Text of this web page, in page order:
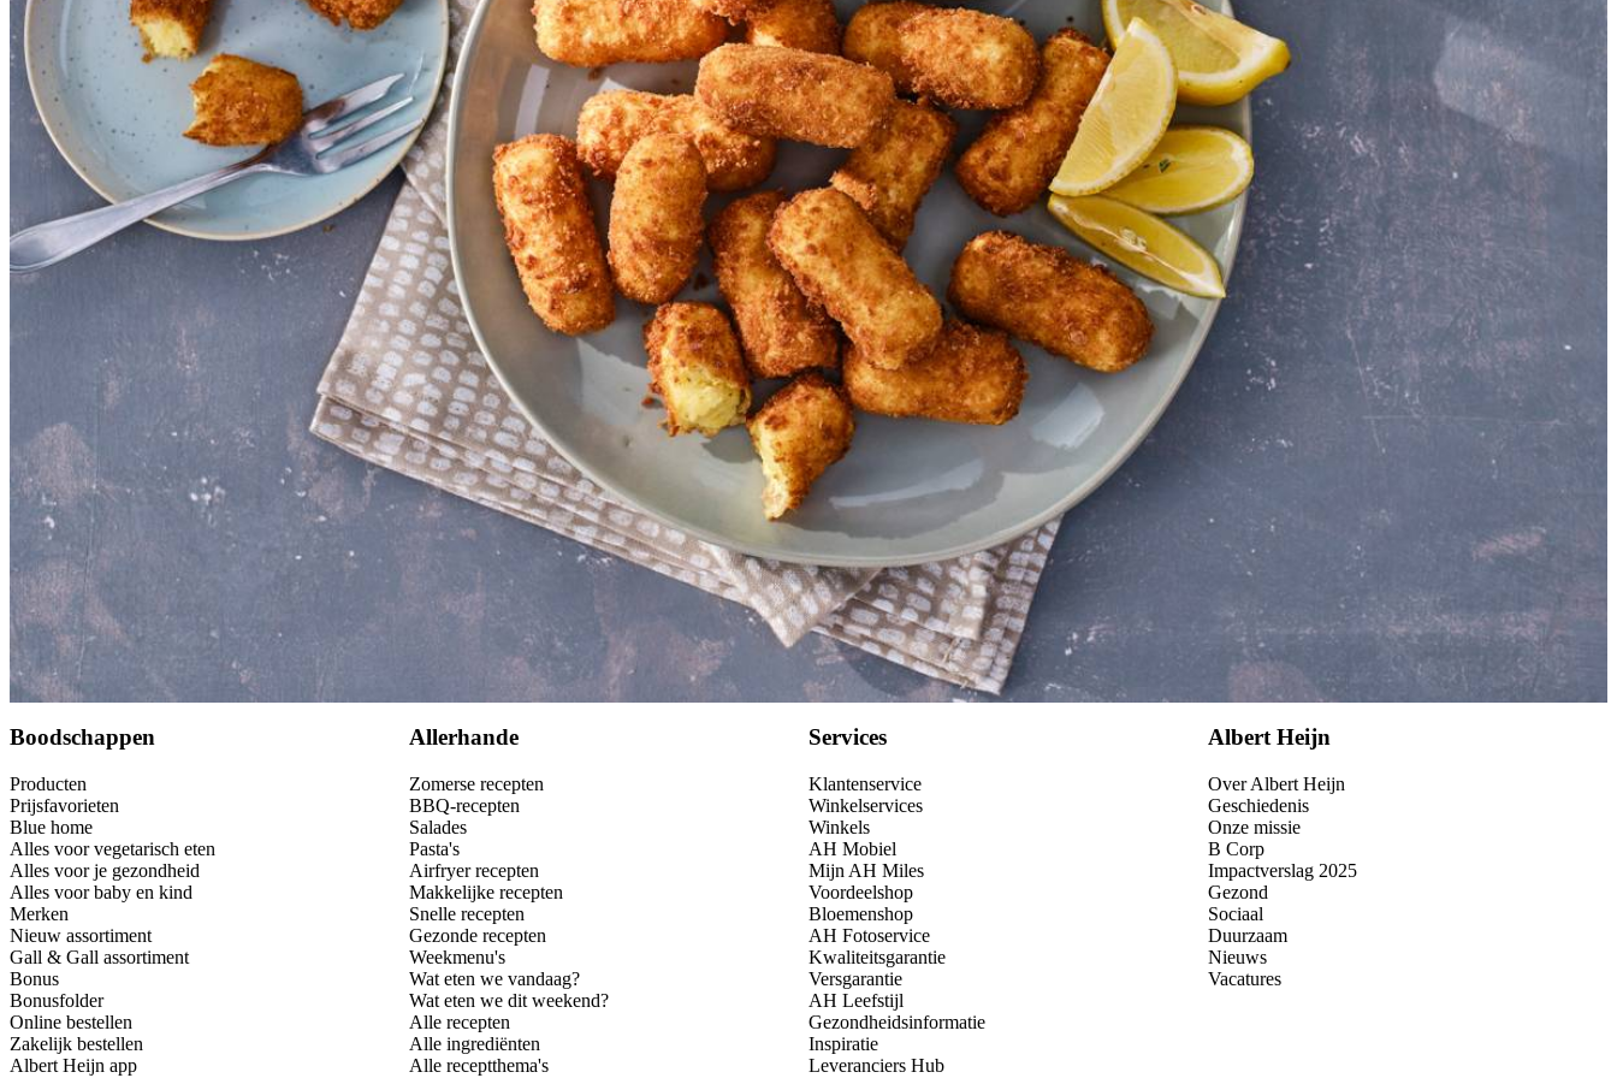
50 tarwebloem
80 g paneermeel
panko
1 larachideolie
Kies producten
Dit heb je nodig
CombinatietipDeze aardappelkroketten zijn lekker als bijgerecht bij stoofgerechten of gebraden vlees. Als snack zijn ze ook heel lekker.
Bewaartip
Ongefrituurd en in een goed afgesloten bewaardoos kunnen de kroketten 3 maanden in de vriezer worden bewaard. Leg ze op een platte schaal zonder dat ze elkaar raken en bevries ze. Eenmaal
bevroren kunnen ze opgestapeld worden, zonder dat ze aan elkaar vriezen.
Wat vond je van dit recept?
Boodschappen
Producten
Prijsfavorieten
Blue home
Alles voor vegetarisch eten
Alles voor je gezondheid
Alles voor baby en kind
Merken
Nieuw assortiment
Gall & Gall assortiment
Bonus
Bonusfolder
Online bestellen
Zakelijk bestellen
Albert Heijn app
Allerhande
Zomerse recepten
BBQ-recepten
Salades
Pasta's
Airfryer recepten
Makkelijke recepten
Snelle recepten
Gezonde recepten
Weekmenu's
Wat eten we vandaag?
Wat eten we dit weekend?
Alle recepten
Alle ingrediënten
Alle receptthema's
Services
Klantenservice
Winkelservices
Winkels
AH Mobiel
Mijn AH Miles
Voordeelshop
Bloemenshop
AH Fotoservice
Kwaliteitsgarantie
Versgarantie
AH Leefstijl
Gezondheidsinformatie
Inspiratie
Leveranciers Hub
Albert Heijn
Over Albert Heijn
Geschiedenis
Onze missie
B Corp
Impactverslag 2025
Gezond
Sociaal
Duurzaam
Nieuws
Vacatures